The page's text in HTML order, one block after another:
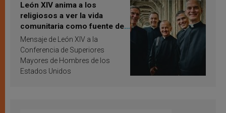
León XIV anima a los
religiosos a ver la vida
comunitaria como fuente de
inspiración y santificación
Mensaje de León XIV a la
Conferencia de Superiores
Mayores de Hombres de los
Estados Unidos